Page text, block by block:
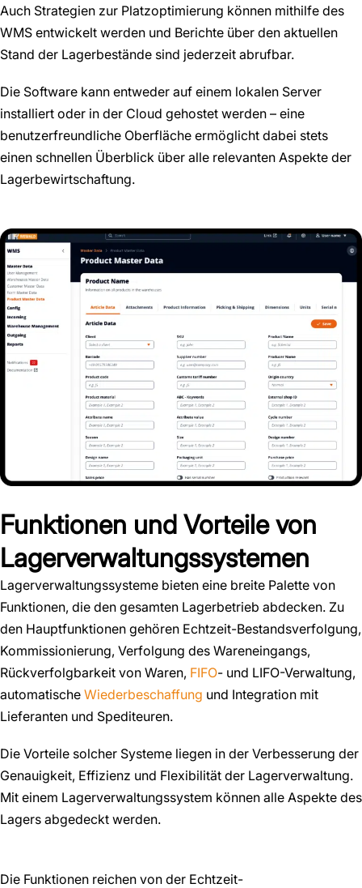
Auch Strategien zur Platzoptimierung können mithilfe des
WMS entwickelt werden und Berichte über den aktuellen
Stand der Lagerbestände sind jederzeit abrufbar.
Die Software kann entweder auf einem lokalen Server
installiert oder in der Cloud gehostet werden – eine
benutzerfreundliche Oberfläche ermöglicht dabei stets
einen schnellen Überblick über alle relevanten Aspekte der
Lagerbewirtschaftung.
Funktionen und Vorteile von
Lagerverwaltungssystemen
Lagerverwaltungssysteme bieten eine breite Palette von
Funktionen, die den gesamten Lagerbetrieb abdecken. Zu
den Hauptfunktionen gehören Echtzeit-Bestandsverfolgung,
Kommissionierung, Verfolgung des Wareneingangs,
Rückverfolgbarkeit von Waren, FIFO- und LIFO-Verwaltung,
automatische Wiederbeschaffung und Integration mit
Lieferanten und Spediteuren.
Die Vorteile solcher Systeme liegen in der Verbesserung der
Genauigkeit, Effizienz und Flexibilität der Lagerverwaltung.
Mit einem Lagerverwaltungssystem können alle Aspekte des
Lagers abgedeckt werden.
Die Funktionen reichen von der Echtzeit-